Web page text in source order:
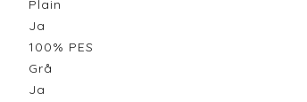
Plain
Ja
100% PES
Grå
Ja